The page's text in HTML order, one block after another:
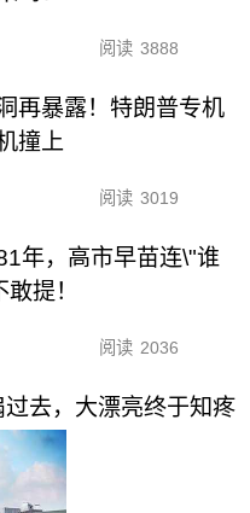
阅读 3888
再暴露！特朗普专机
撞上
阅读 3019
年，高市早苗连\"谁
提！
阅读 2036
去，大漂亮终于知疼